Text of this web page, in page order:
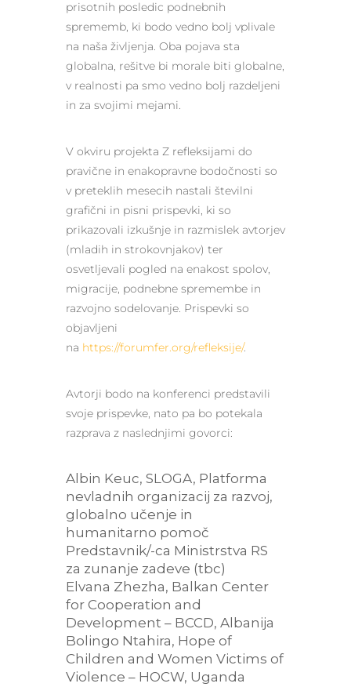
prisotnih posledic podnebnih
sprememb, ki bodo vedno bolj vplivale
na naša življenja. Oba pojava sta
globalna, rešitve bi morale biti globalne,
v realnosti pa smo vedno bolj razdeljeni
in za svojimi mejami.
V okviru projekta Z refleksijami do
pravične in enakopravne bodočnosti so
v preteklih mesecih nastali številni
grafični in pisni prispevki, ki so
prikazovali izkušnje in razmislek avtorjev
(mladih in strokovnjakov) ter
osvetljevali pogled na enakost spolov,
migracije, podnebne spremembe in
razvojno sodelovanje. Prispevki so
objavljeni
na https://forumfer.org/refleksije/.
Avtorji bodo na konferenci predstavili
svoje prispevke, nato pa bo potekala
razprava z naslednjimi govorci:
Albin Keuc, SLOGA, Platforma
nevladnih organizacij za razvoj,
globalno učenje in
humanitarno pomoč
Predstavnik/-ca Ministrstva RS
za zunanje zadeve (tbc)
Elvana Zhezha, Balkan Center
for Cooperation and
Development – BCCD, Albanija
Bolingo Ntahira, Hope of
Children and Women Victims of
Violence – HOCW, Uganda